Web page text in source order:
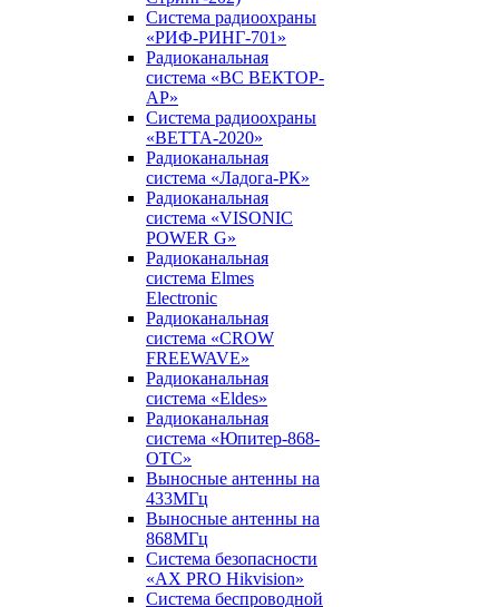
Система радиоохраны
«РИФ-РИНГ-701»
Радиоканальная
система «ВС ВЕКТОР-
АР»
Система радиоохраны
«ВЕТТА-2020»
Радиоканальная
система «Ладога-РК»
Радиоканальная
система «VISONIC
POWER G»
Радиоканальная
система Elmes
Electronic
Радиоканальная
система «CROW
FREEWAVE»
Радиоканальная
система «Eldes»
Радиоканальная
система «Юпитер-868-
ОТС»
Выносные антенны на
433МГц
Выносные антенны на
868МГц
Система безопасности
«AX PRO Hikvision»
Система беспроводной